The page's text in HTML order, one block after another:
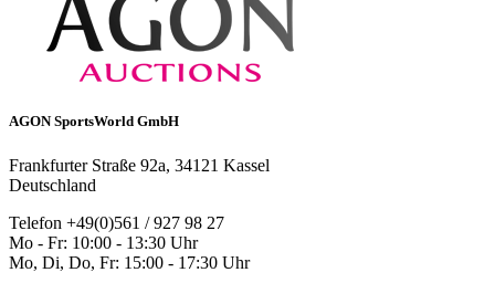
AGON SportsWorld GmbH
Frankfurter Straße 92a, 34121 Kassel
Deutschland
Telefon +49(0)561 / 927 98 27
Mo - Fr: 10:00 - 13:30 Uhr
Mo, Di, Do, Fr: 15:00 - 17:30 Uhr